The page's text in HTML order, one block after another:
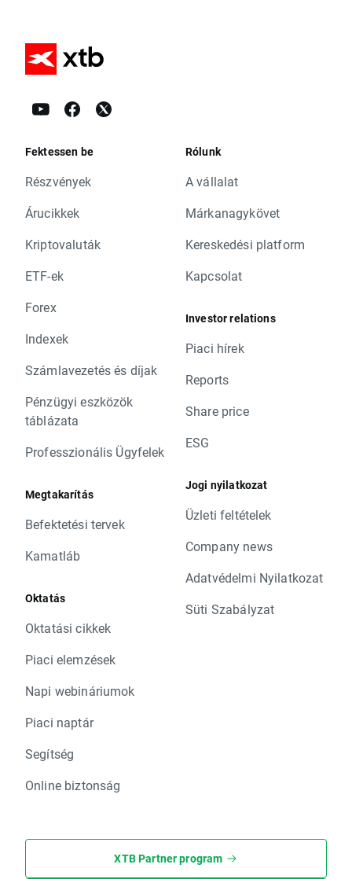
Fektessen be
Részvények
Árucikkek
Kriptovaluták
ETF-ek
Forex
Indexek
Számlavezetés és díjak
Pénzügyi eszközök
táblázata
Professzionális Ügyfelek
Megtakarítás
Befektetési tervek
Kamatláb
Oktatás
Oktatási cikkek
Piaci elemzések
Napi webináriumok
Piaci naptár
Segítség
Online biztonság
Rólunk
A vállalat
Márkanagykövet
Kereskedési platform
Kapcsolat
Investor relations
Piaci hírek
Reports
Share price
ESG
Jogi nyilatkozat
Üzleti feltételek
Company news
Adatvédelmi Nyilatkozat
Süti Szabályzat
XTB Partner program